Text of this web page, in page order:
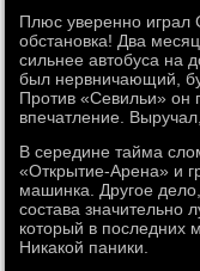
Плюс уверенно играл
обстановка! Два
сильнее автобуса на
был нервничающий,
Против «Севильи» он
впечатление.
В середине тайма
«Открытие-Арена» и
машинка. Другое
состава значительно
который в последних
Никакой паники.